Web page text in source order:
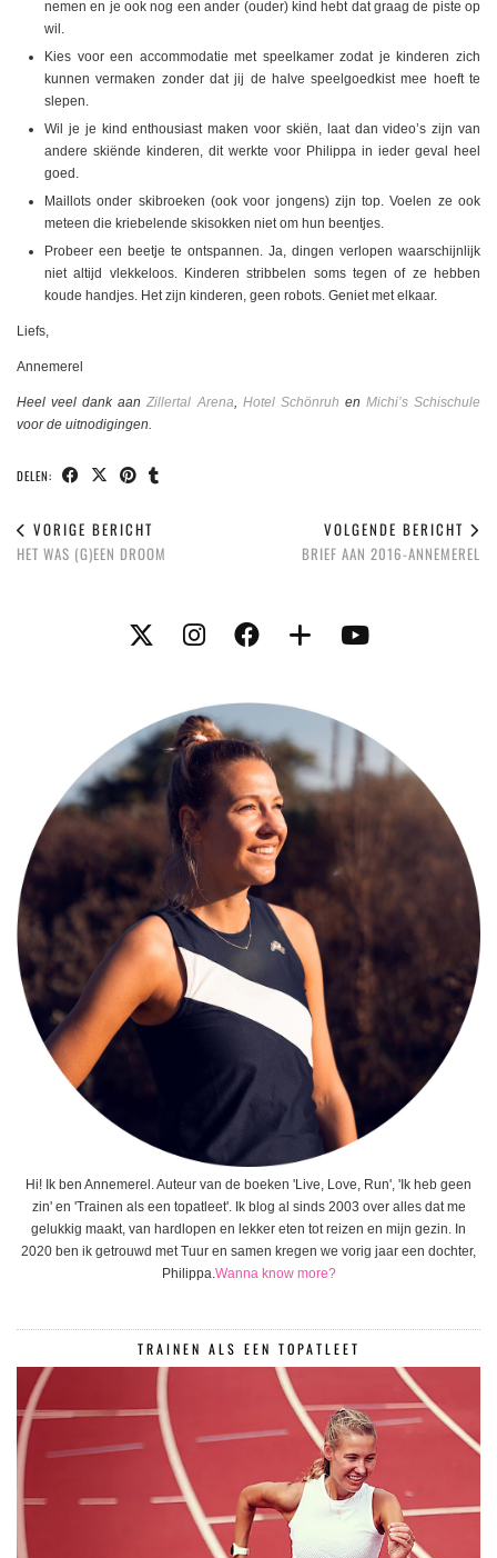
nemen en je ook nog een ander (ouder) kind hebt dat graag de piste op
wil.
Kies voor een accommodatie met speelkamer zodat je kinderen zich
kunnen vermaken zonder dat jij de halve speelgoedkist mee hoeft te
slepen.
Wil je je kind enthousiast maken voor skiën, laat dan video’s zijn van
andere skiënde kinderen, dit werkte voor Philippa in ieder geval heel
goed.
Maillots onder skibroeken (ook voor jongens) zijn top. Voelen ze ook
meteen die kriebelende skisokken niet om hun beentjes.
Probeer een beetje te ontspannen. Ja, dingen verlopen waarschijnlijk
niet altijd vlekkeloos. Kinderen stribbelen soms tegen of ze hebben
koude handjes. Het zijn kinderen, geen robots. Geniet met elkaar.
Liefs,
Annemerel
Heel veel dank aanZillertal Arena, Hotel Schönruh en Michi’s Schischule
voor de uitnodigingen.
DELEN:
VORIGE BERICHT
HET WAS (G)EEN DROOM
VOLGENDE BERICHT
BRIEF AAN 2016-ANNEMEREL
Hi! Ik ben Annemerel. Auteur van de boeken 'Live, Love, Run', 'Ik heb geen
zin' en 'Trainen als een topatleet'. Ik blog al sinds 2003 over alles dat me
gelukkig maakt, van hardlopen en lekker eten tot reizen en mijn gezin. In
2020 ben ik getrouwd met Tuur en samen kregen we vorig jaar een dochter,
Philippa.Wanna know more?
TRAINEN ALS EEN TOPATLEET